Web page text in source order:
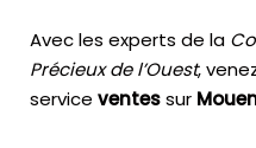
Avec les experts de la
Précieux de l’Ouest,
service ventessur